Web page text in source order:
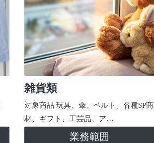
雑貨類
対象商品 玩具、傘、ベルト、各種SP商
材、ギフト、工芸品、ア…
業務範囲